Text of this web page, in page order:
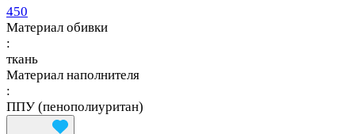
450
Материал обивки
:
ткань
Материал наполнителя
:
ППУ (пенополиуритан)